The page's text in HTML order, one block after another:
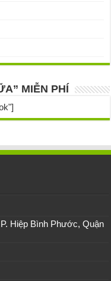
MIỄN PHÍ
Hiệp Bình Phước, Quận